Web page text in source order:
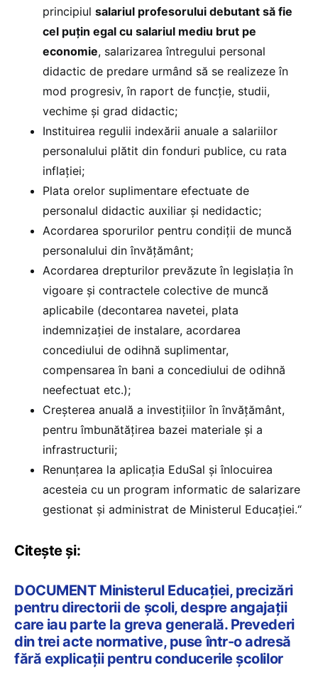
principiul salariul profesorului debutant să fie
cel puțin egal cu salariul mediu brut pe
economie, salarizarea întregului personal
didactic de predare urmând să se realizeze în
mod progresiv, în raport de funcție, studii,
vechime și grad didactic;
Instituirea regulii indexării anuale a salariilor
personalului plătit din fonduri publice, cu rata
inflației;
Plata orelor suplimentare efectuate de
personalul didactic auxiliar și nedidactic;
Acordarea sporurilor pentru condiții de muncă
personalului din învățământ;
Acordarea drepturilor prevăzute în legislația în
vigoare și contractele colective de muncă
aplicabile (decontarea navetei, plata
indemnizației de instalare, acordarea
concediului de odihnă suplimentar,
compensarea în bani a concediului de odihnă
neefectuat etc.);
Creșterea anuală a investițiilor în învățământ,
pentru îmbunătățirea bazei materiale și a
infrastructurii;
Renunțarea la aplicația EduSal și înlocuirea
acesteia cu un program informatic de salarizare
gestionat și administrat de Ministerul Educației.“
Citește și:
DOCUMENT Ministerul Educației, precizări
pentru directorii de școli, despre angajații
care iau parte la greva generală. Prevederi
din trei acte normative, puse într-o adresă
fără explicații pentru conducerile școlilor